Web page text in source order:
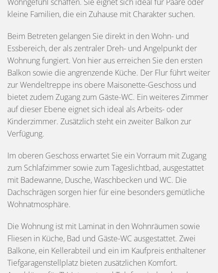
kleine Familien, die ein Zuhause mit Charakter suchen.
Beim Betreten gelangen Sie direkt in den Wohn- und
Essbereich, der als zentraler Dreh- und Angelpunkt der
Wohnung fungiert. Von hier aus erreichen Sie den ersten
Balkon sowie die angrenzende Küche. Der Flur führt weiter
zur Wendeltreppe ins obere Maisonette-Geschoss und
bietet zudem Zugang zum Gäste-WC. Ein weiteres Zimmer
auf dieser Ebene eignet sich ideal als Arbeits- oder
Kinderzimmer. Zusätzlich steht ein zweiter Balkon zur
Verfügung.
Im oberen Geschoss erwartet Sie ein Vorraum mit Zugang
zum Schlafzimmer sowie zum Tageslichtbad, ausgestattet
mit Badewanne, Dusche, Waschbecken und WC. Die
Dachschrägen sorgen hier für eine besonders gemütliche
Wohnatmosphäre.
Die Wohnung ist mit Laminat in den Wohnräumen sowie
Fliesen in Küche, Bad und Gäste-WC ausgestattet. Zwei
Balkone, ein Kellerabteil und ein im Kaufpreis enthaltener
Tiefgaragenstellplatz bieten zusätzlichen Komfort.